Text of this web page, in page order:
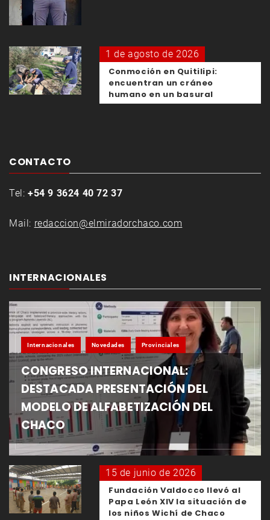
1 de agosto de 2026
Conmoción en Quitilipi:
encuentran un cráneo
humano en un basural
CONTACTO
Tel: +54 9 3624 40 72 37
Mail: redaccion@elmiradorchaco.com
INTERNACIONALES
Internacionales Novedades Provinciales
CONGRESO INTERNACIONAL:
DESTACADA PRESENTACIÓN DEL
MODELO DE ALFABETIZACIÓN DEL
CHACO
15 de junio de 2026
Fundación Valdocco llevó al
Papa León XIV la situación de
los niños Wichí de Chaco